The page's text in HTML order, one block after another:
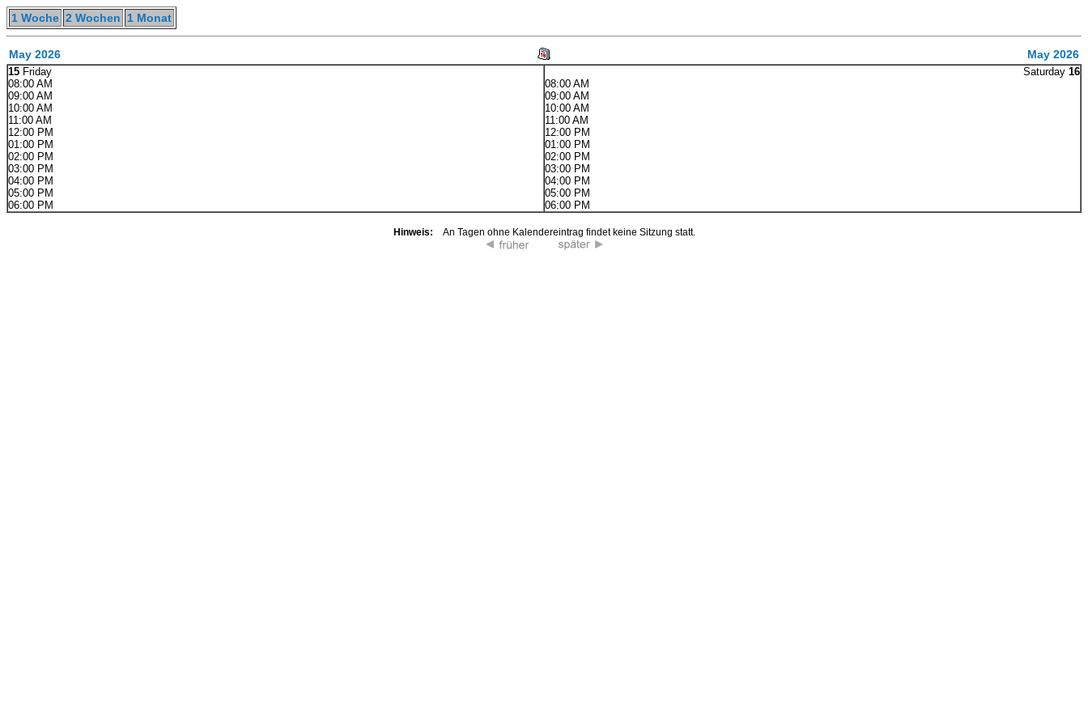
1 Woche 2 Wochen 1 Monat
May 2026 May 2026
15 Friday
08:00 AM
09:00 AM
10:00 AM
11:00 AM
12:00 PM
01:00 PM
02:00 PM
03:00 PM
04:00 PM
05:00 PM
06:00 PM
Saturday 16
08:00 AM
09:00 AM
10:00 AM
11:00 AM
12:00 PM
01:00 PM
02:00 PM
03:00 PM
04:00 PM
05:00 PM
06:00 PM
Hinweis: An Tagen ohne Kalendereintrag findet keine Sitzung statt.